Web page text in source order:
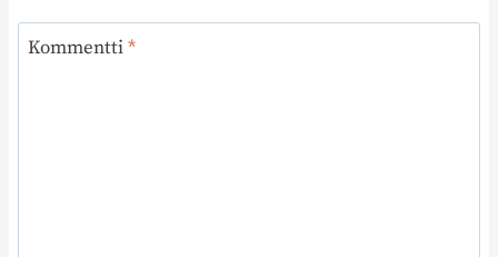
Kommentti*